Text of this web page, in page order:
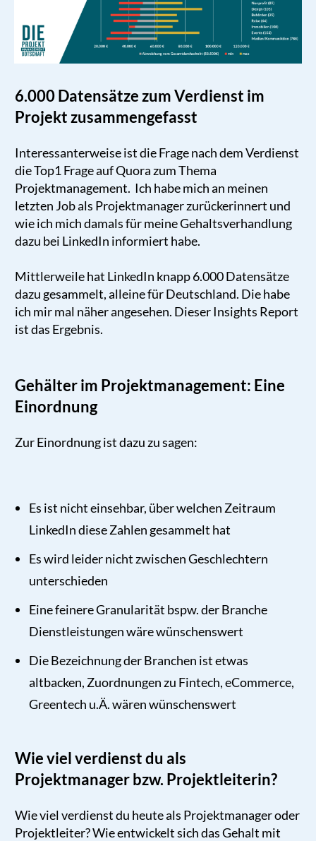
6.000 Datensätze zum Verdienst im
Projekt zusammengefasst
Interessanterweise ist die Frage nach dem Verdienst
die Top1 Frage auf Quora zum Thema
Projektmanagement. Ich habe mich an meinen
letzten Job als Projektmanager zurückerinnert und
wie ich mich damals für meine Gehaltsverhandlung
dazu bei LinkedIn informiert habe.
Mittlerweile hat LinkedIn knapp 6.000 Datensätze
dazu gesammelt, alleine für Deutschland. Die habe
ich mir mal näher angesehen. Dieser Insights Report
ist das Ergebnis.
Gehälter im Projektmanagement: Eine
Einordnung
Zur Einordnung ist dazu zu sagen:
Es ist nicht einsehbar, über welchen Zeitraum
LinkedIn diese Zahlen gesammelt hat
Es wird leider nicht zwischen Geschlechtern
unterschieden
Eine feinere Granularität bspw. der Branche
Dienstleistungen wäre wünschenswert
Die Bezeichnung der Branchen ist etwas
altbacken, Zuordnungen zu Fintech, eCommerce,
Greentech u.Ä. wären wünschenswert
Wie viel verdienst du als
Projektmanager bzw. Projektleiterin?
Wie viel verdienst du heute als Projektmanager oder
Projektleiter? Wie entwickelt sich das Gehalt mit